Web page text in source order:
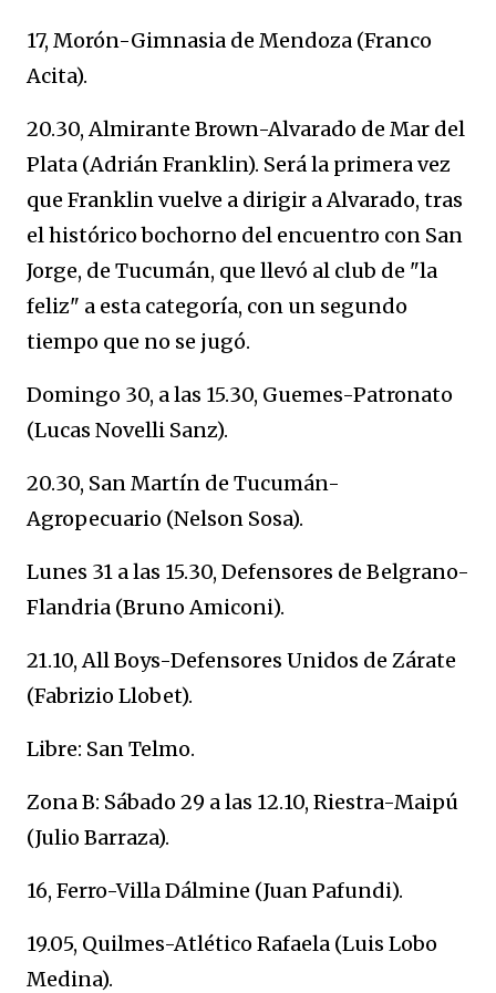
17, Morón-Gimnasia de Mendoza (Franco
Acita).
20.30, Almirante Brown-Alvarado de Mar del
Plata (Adrián Franklin). Será la primera vez
que Franklin vuelve a dirigir a Alvarado, tras
el histórico bochorno del encuentro con San
Jorge, de Tucumán, que llevó al club de "la
feliz" a esta categoría, con un segundo
tiempo que no se jugó.
Domingo 30, a las 15.30, Guemes-Patronato
(Lucas Novelli Sanz).
20.30, San Martín de Tucumán-
Agropecuario (Nelson Sosa).
Lunes 31 a las 15.30, Defensores de Belgrano-
Flandria (Bruno Amiconi).
21.10, All Boys-Defensores Unidos de Zárate
(Fabrizio Llobet).
Libre: San Telmo.
Zona B: Sábado 29 a las 12.10, Riestra-Maipú
(Julio Barraza).
16, Ferro-Villa Dálmine (Juan Pafundi).
19.05, Quilmes-Atlético Rafaela (Luis Lobo
Medina).